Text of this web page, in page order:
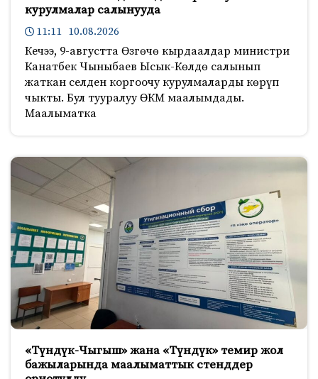
курулмалар салынууда
11:11 10.08.2026
Кечээ, 9-августта Өзгөчө кырдаалдар министри
Канатбек Чыныбаев Ысык-Көлдө салынып
жаткан селден коргоочу курулмаларды көрүп
чыкты. Бул тууралуу ӨКМ маалымдады.
Маалыматка
«Түндүк-Чыгыш» жана «Түндүк» темир жол
бажыларында маалыматтык стенддер